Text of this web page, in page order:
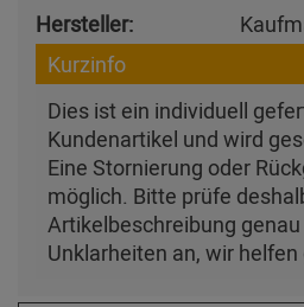
Hersteller:
Kurzinfo
Dies ist ein individuell
Kundenartikel und wird
Eine Stornierung oder
möglich. Bitte prüfe
Artikelbeschreibung
Unklarheiten an, wir